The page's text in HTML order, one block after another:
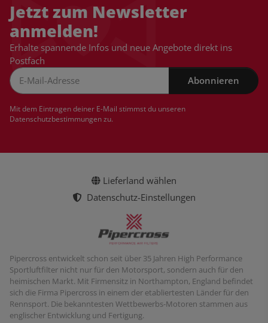
Jetzt zum Newsletter
anmelden!
Erhalte spannende Infos und neue Angebote direkt ins
Postfach
Abonnieren
Mit dem Eintragen deiner E-Mail stimmst du unseren
Datenschutzbestimmungenzu.
Lieferland wählen
Datenschutz-Einstellungen
Pipercross entwickelt schon seit über 35 Jahren High Performance
Sportluftfilter nicht nur für den Motorsport, sondern auch für den
heimischen Markt. Mit Firmensitz in Northampton, England befindet
sich die Firma Pipercross in einem der etabliertesten Länder für den
Rennsport. Die bekanntesten Wettbewerbs-Motoren stammen aus
englischer Entwicklung und Fertigung.